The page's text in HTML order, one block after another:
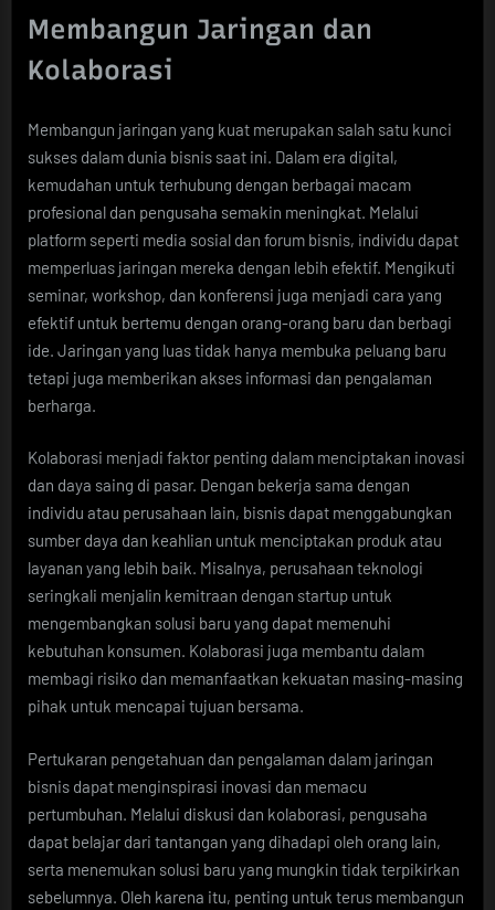
Membangun Jaringan dan
Kolaborasi
Membangun jaringan yang kuat merupakan salah satu kunci
sukses dalam dunia bisnis saat ini. Dalam era digital,
kemudahan untuk terhubung dengan berbagai macam
profesional dan pengusaha semakin meningkat. Melalui
platform seperti media sosial dan forum bisnis, individu dapat
memperluas jaringan mereka dengan lebih efektif. Mengikuti
seminar, workshop, dan konferensi juga menjadi cara yang
efektif untuk bertemu dengan orang-orang baru dan berbagi
ide. Jaringan yang luas tidak hanya membuka peluang baru
tetapi juga memberikan akses informasi dan pengalaman
berharga.
Kolaborasi menjadi faktor penting dalam menciptakan inovasi
dan daya saing di pasar. Dengan bekerja sama dengan
individu atau perusahaan lain, bisnis dapat menggabungkan
sumber daya dan keahlian untuk menciptakan produk atau
layanan yang lebih baik. Misalnya, perusahaan teknologi
seringkali menjalin kemitraan dengan startup untuk
mengembangkan solusi baru yang dapat memenuhi
kebutuhan konsumen. Kolaborasi juga membantu dalam
membagi risiko dan memanfaatkan kekuatan masing-masing
pihak untuk mencapai tujuan bersama.
Pertukaran pengetahuan dan pengalaman dalam jaringan
bisnis dapat menginspirasi inovasi dan memacu
pertumbuhan. Melalui diskusi dan kolaborasi, pengusaha
dapat belajar dari tantangan yang dihadapi oleh orang lain,
serta menemukan solusi baru yang mungkin tidak terpikirkan
sebelumnya. Oleh karena itu, penting untuk terus membangun